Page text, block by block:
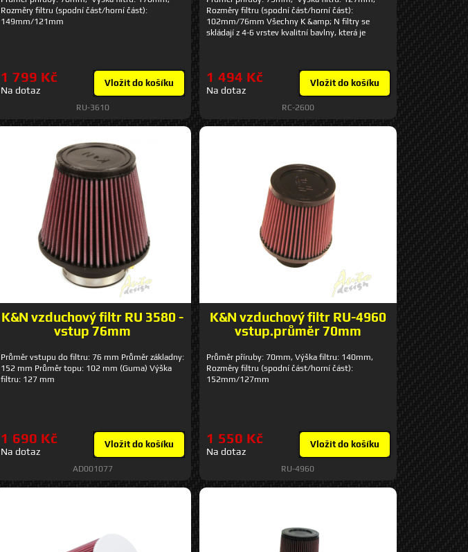
Rozměry filtru (spodní část/horní část):
149mm/121mm
1 799 Kč
Na dotaz
Vložit do košíku
RU-3610
Rozměry filtru (spodní část/horní část):
102mm/76mm Všechny K &amp; N filtry se
skládají z 4-6 vrstev kvalitní bavlny, která je
filtrační schopnosti, která ochrání Váš motor po
celou dobu jeho životnosti.
1 494 Kč
Na dotaz
Vložit do košíku
RC-2600
K&N vzduchový filtr RU 3580 -
vstup 76mm
Průměr vstupu do filtru: 76 mm Průměr základny:
152 mm Průměr topu: 102 mm (Guma) Výška
filtru: 127 mm
1 690 Kč
Na dotaz
Vložit do košíku
AD001077
K&N vzduchový filtr RU-4960
vstup.průměr 70mm
Průměr příruby: 70mm, Výška filtru: 140mm,
Rozměry filtru (spodní část/horní část):
152mm/127mm
1 550 Kč
Na dotaz
Vložit do košíku
RU-4960